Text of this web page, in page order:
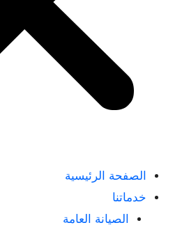
الصفحة الرئيسية
خدماتنا
الصيانة العامة